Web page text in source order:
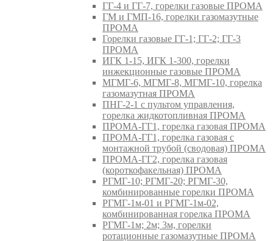
ГГ-4 и ГГ-7, горелки газовые ПРОМА
ГМ и ГМП-16, горелки газомазутные
ПРОМА
Горелки газовые ГГ-1; ГГ-2; ГГ-3
ПРОМА
ИГК 1-15, ИГК 1-300, горелки
инжекционные газовые ПРОМА
МГМГ-6, МГМГ-8, МГМГ-10, горелка
газомазутная ПРОМА
ПНГ-2-1 с пультом управления,
горелка жидкотопливная ПРОМА
ПРОМА-ГГ1, горелка газовая ПРОМА
ПРОМА-ГГ1, горелка газовая с
монтажной трубой (сводовая) ПРОМА
ПРОМА-ГГ2, горелка газовая
(короткофакельная) ПРОМА
РГМГ-10; РГМГ-20; РГМГ-30,
комбинированные горелки ПРОМА
РГМГ-1м-01 и РГМГ-1м-02,
комбинированная горелка ПРОМА
РГМГ-1м; 2м; 3м, горелки
ротационные газомазутные ПРОМА